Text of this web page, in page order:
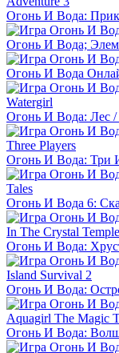
Огонь И Вода:
Огонь И Вода;
Огонь И Вода
Огонь И Вода: Лес
Огонь И Вода: Три
Огонь И Вода 6:
Огонь И Вода:
Огонь И Вода:
Огонь И Вода: